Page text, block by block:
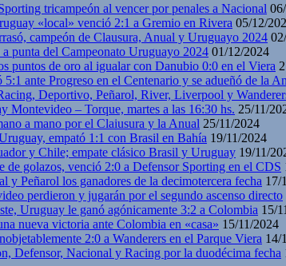
tricampeón al vencer por penales a Nacional
«local» venció 2:1 a Gremio en Rivera 05/12/
campeón de Clausura, Anual y Uruguayo 2024
punta del Campeonato Uruguayo 2024 01/12/2024
puntos de oro al igualar con Danubio 0:0 en el Viera
ante Progreso en el Centenario y se adueñó de la
Deportivo, Peñarol, River, Liverpool y
Montevideo – Torque, martes a las 16:30 hs. 25/11/
a mano por el Claiusura y la Anual 25/11/2024
empató 1:1 con Brasil en Bahía 19/11/2024
y Chile; empate clásico Brasil y Uruguay 19/11/
de golazos, venció 2:0 a Defensor Sporting en el CDS
y Peñarol los ganadores de la decimotercera fecha 17/
perdieron y jugarán por el segundo ascenso directo
Uruguay le ganó agónicamente 3:2 a Colombia 15/
nueva victoria ante Colombia en «casa» 15/11/2024
2:0 a Wanderers en el Parque Viera 14/
Defensor, Nacional y Racing por la duodécima fecha